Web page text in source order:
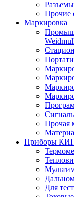
Разъемы
Прочие
Маркировка
Прочая
Приборы
Для